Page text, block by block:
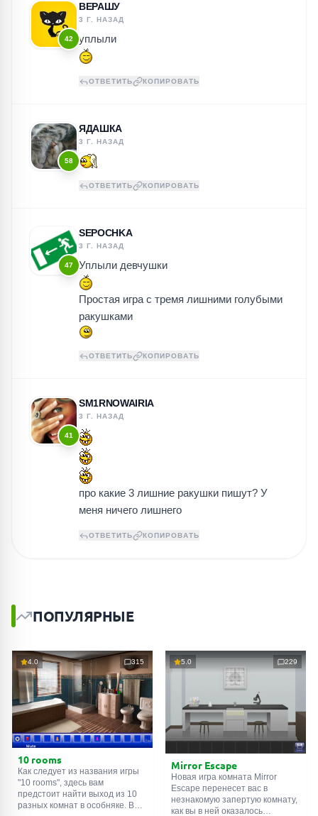
42
ВЕРАШУ
3 Г. НАЗАД
уплыли
ОТВЕТИТЬ КОПИРОВАТЬ
58
ЯДАШКА
3 Г. НАЗАД
ОТВЕТИТЬ КОПИРОВАТЬ
47
SEPOCHKA
3 Г. НАЗАД
Уплыли девчушки
Простая игра с тремя лишними голубыми
ракушками
ОТВЕТИТЬ КОПИРОВАТЬ
41
SM1RNOWAIRIA
3 Г. НАЗАД
про какие 3 лишние ракушки пишут? У
меня ничего лишнего
ОТВЕТИТЬ КОПИРОВАТЬ
ПОПУЛЯРНЫЕ
4.0 315
10 rooms
Как следует из названия игры
"10 rooms", здесь вам
предстоит найти выход из 10
разных комнат в особняке. В
5.0 229
Mirror Escape
Новая игра комната Mirror
Escape перенесет вас в
незнакомую запертую комнату,
как вы в ней оказалось